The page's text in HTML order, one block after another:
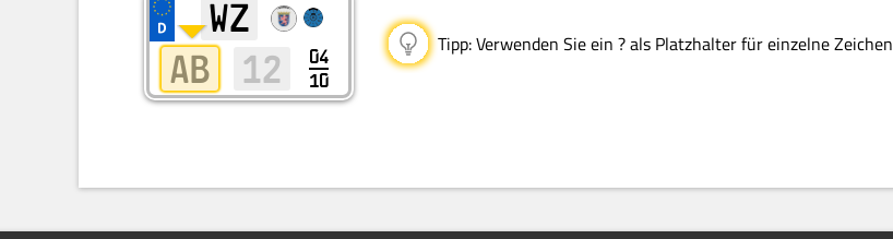
04
10
Tipp:Verwenden Sie ein ? als Platzhalter für einzelne Zeichen